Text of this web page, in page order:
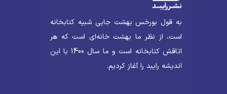
به قول بورخس بهشت جایی شبیه کتابخانه
است، از نظر ما بهشت خانه‌ای است که هر
اتاقش کتابخانه است و ما سال 1400 با این
اندیشه رایبد را آغاز کردیم.